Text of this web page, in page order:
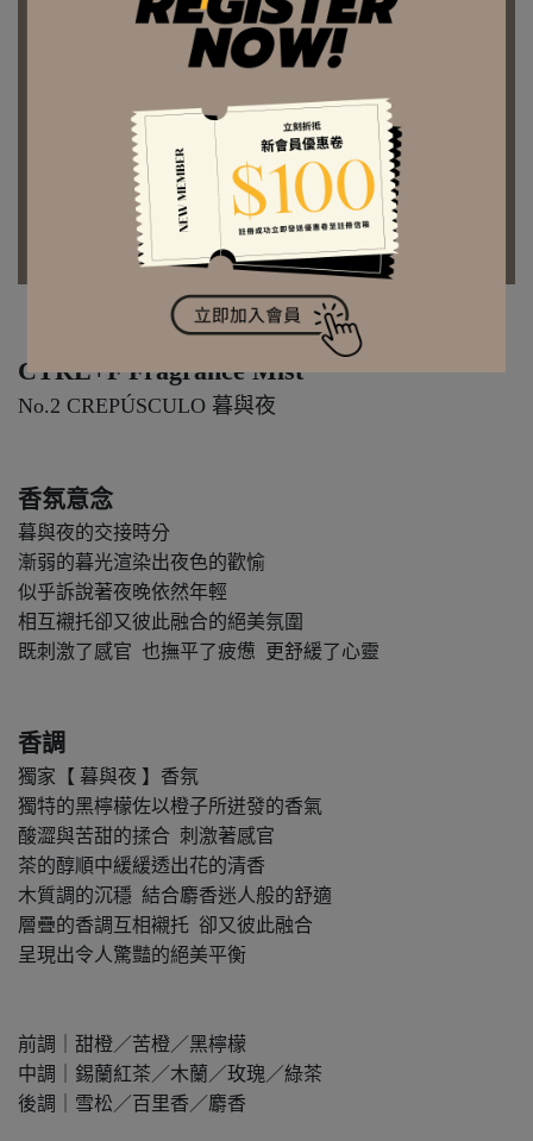
CTRL+F Fragrance Mist
No.2 CREPÚSCULO 暮與夜
香氛意念
暮與夜的交接時分
漸弱的暮光渲染出夜色的歡愉
似乎訴說著夜晚依然年輕
相互襯托卻又彼此融合的絕美氛圍
既刺激了感官 也撫平了疲憊 更舒緩了心靈
香調
獨家【 暮與夜 】香氛
獨特的黑檸檬佐以橙子所迸發的香氣
酸澀與苦甜的揉合 刺激著感官
茶的醇順中緩緩透出花的清香
木質調的沉穩 結合麝香迷人般的舒適
層疊的香調互相襯托 卻又彼此融合
呈現出令人驚豔的絕美平衡
前調｜甜橙／苦橙／黑檸檬
中調｜錫蘭紅茶／木蘭／玫瑰／綠茶
後調｜雪松／百里香／麝香